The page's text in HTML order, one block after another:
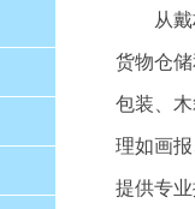
从
货物仓
包装、
理如画
提供专